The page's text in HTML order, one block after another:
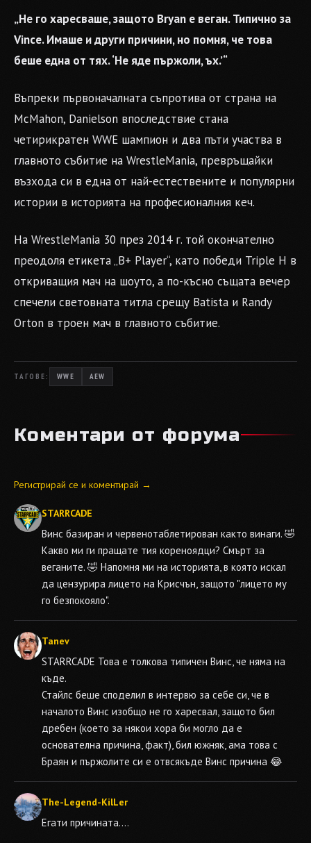
„Не го харесваше, защото Bryan е веган. Типично за
Vince. Имаше и други причини, но помня, че това
беше една от тях. ‘Не яде пържоли, ъх.’“
Въпреки първоначалната съпротива от страна на
McMahon, Danielson впоследствие стана
четирикратен WWE шампион и два пъти участва в
главното събитие на WrestleMania, превръщайки
възхода си в една от най-естествените и популярни
истории в историята на професионалния кеч.
На WrestleMania 30 през 2014 г. той окончателно
преодоля етикета „B+ Player“, като победи Triple H в
откриващия мач на шоуто, а по-късно същата вечер
спечели световната титла срещу Batista и Randy
Orton в троен мач в главното събитие.
ТАГОВЕ: WWE AEW
Коментари от форума
Регистрирай се и коментирай →
STARRCADE
Винс базиран и червенотаблетирован както винаги. 🤣
Какво ми ги пращате тия кореноядци? Смърт за
веганите. 🤣 Напомня ми на историята, в която искал
да цензурира лицето на Крисчън, защото "лицето му
го безпокояло".
Tanev
STARRCADE Това е толкова типичен Винс, че няма на
къде.
Стайлс беше споделил в интервю за себе си, че в
началото Винс изобщо не го харесвал, защото бил
дребен (което за някои хора би могло да е
основателна причина, факт), бил южняк, ама това с
Браян и пържолите си е отвсякъде Винс причина 😂
The-Legend-KilLer
Егати причината....